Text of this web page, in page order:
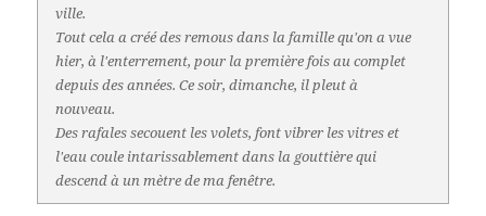
ville.
Tout cela a créé des remous dans la famille qu'on a vue
hier, à l'enterrement, pour la première fois au complet
depuis des années. Ce soir, dimanche, il pleut à
nouveau.
Des rafales secouent les volets, font vibrer les vitres et
l'eau coule intarissablement dans la gouttière qui
descend à un mètre de ma fenêtre.